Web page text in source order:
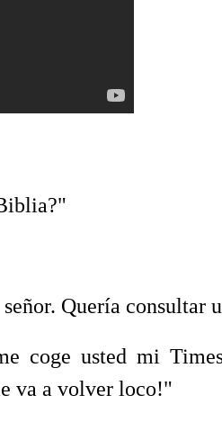
Quería consultar
coge usted mi
va a volver loco!"